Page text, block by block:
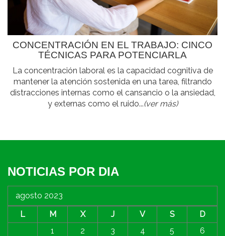
CONCENTRACIÓN EN EL TRABAJO: CINCO
TÉCNICAS PARA POTENCIARLA
La concentración laboral es la capacidad cognitiva de
mantener la atención sostenida en una tarea, filtrando
distracciones internas como el cansancio o la ansiedad,
y externas como el ruido...(ver más)
NOTICIAS POR DIA
agosto 2023
L
M X J V S
D
1
2 3 4 5
6